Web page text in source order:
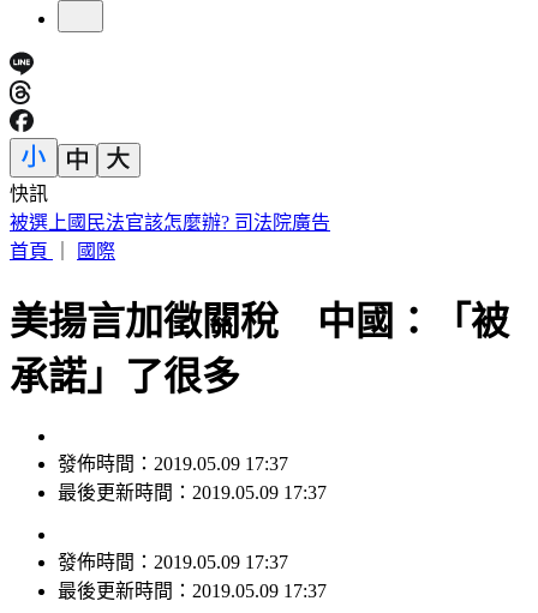
快訊
外傳石崇良辭衛福部長？政院回應了：無相關討論
首頁
國際
美揚言加徵關稅 中國：「被
承諾」了很多
發佈時間：2019.05.09 17:37
最後更新時間：2019.05.09 17:37
發佈時間： 2019.05.09 17:37
最後更新時間： 2019.05.09 17:37